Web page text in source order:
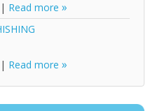
| Read more
| Read more